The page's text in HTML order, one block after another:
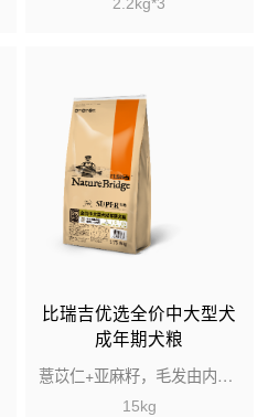
2.2kg*3
比瑞吉优选全价中大型犬
成年期犬粮
薏苡仁+亚麻籽，毛发由内而外焕发健康光彩
15kg